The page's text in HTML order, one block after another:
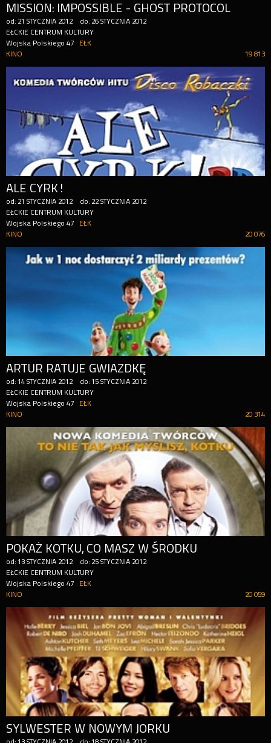
MISSION: IMPOSSIBLE - GHOST PROTOCOL
od: 21 STYCZNIA 2012 do: 26 STYCZNIA 2012
EŁCKIE CENTRUM KULTURY
Wojska Polskiego 47
EŁK
19 813
KINO
ALE CYRK!
od: 21 STYCZNIA 2012 do: 22 STYCZNIA 2012
EŁCKIE CENTRUM KULTURY
Wojska Polskiego 47
EŁK
20 076
KINO
ARTUR RATUJE GWIAZDKĘ
od:14 STYCZNIA 2012 do:15 STYCZNIA 2012
EŁCKIE CENTRUM KULTURY
Wojska Polskiego 47
EŁK
20 314
KINO
POKAŻ KOTKU, CO MASZ W ŚRODKU
od:13 STYCZNIA 2012 do: 25 STYCZNIA 2012
EŁCKIE CENTRUM KULTURY
Wojska Polskiego 47
EŁK
20 059
KINO
SYLWESTER W NOWYM JORKU